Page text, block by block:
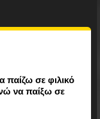
παίζω σε φιλικό
να παίξω σε